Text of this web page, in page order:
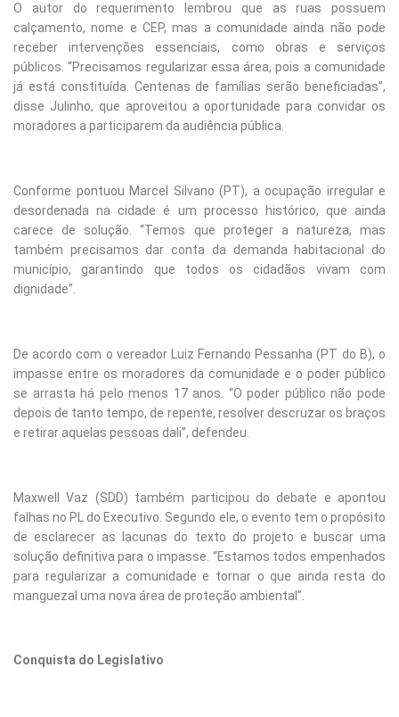
O autor do requerimento lembrou que as ruas possuem
calçamento, nome e CEP, mas a comunidade ainda não pode
receber intervenções essenciais, como obras e serviços
públicos. “Precisamos regularizar essa área, pois a comunidade
já está constituída. Centenas de famílias serão beneficiadas”,
disse Julinho, que aproveitou a oportunidade para convidar os
moradores a participarem da audiência pública.
Conforme pontuou Marcel Silvano (PT), a ocupação irregular e
desordenada na cidade é um processo histórico, que ainda
carece de solução. “Temos que proteger a natureza, mas
também precisamos dar conta da demanda habitacional do
município, garantindo que todos os cidadãos vivam com
dignidade”.
De acordo com o vereador Luiz Fernando Pessanha (PT do B), o
impasse entre os moradores da comunidade e o poder público
se arrasta há pelo menos 17 anos. “O poder público não pode
depois de tanto tempo, de repente, resolver descruzar os braços
e retirar aquelas pessoas dali”, defendeu.
Maxwell Vaz (SDD) também participou do debate e apontou
falhas no PL do Executivo. Segundo ele, o evento tem o propósito
de esclarecer as lacunas do texto do projeto e buscar uma
solução definitiva para o impasse. “Estamos todos empenhados
para regularizar a comunidade e tornar o que ainda resta do
manguezal uma nova área de proteção ambiental”.
Conquista do Legislativo